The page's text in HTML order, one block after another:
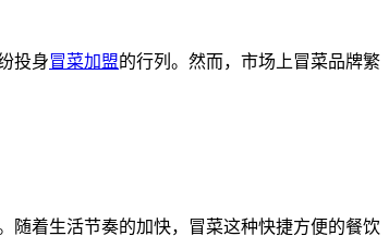
投身冒菜加盟的行列。然而，市场上冒菜品牌繁
随着生活节奏的加快，冒菜这种快捷方便的餐饮